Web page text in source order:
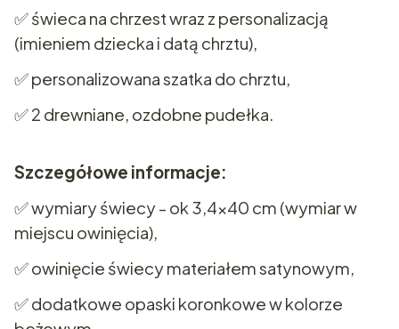
✅ świeca na chrzest wraz z personalizacją
(imieniem dziecka i datą chrztu),
✅ personalizowana szatka do chrztu,
✅ 2 drewniane, ozdobne pudełka.
Szczegółowe informacje:
✅ wymiary świecy - ok 3,4x40 cm (wymiar w
miejscu owinięcia),
✅ owinięcie świecy materiałem satynowym,
✅ dodatkowe opaski koronkowe w kolorze